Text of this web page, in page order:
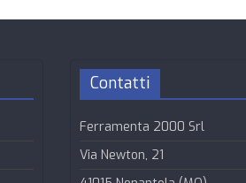
Contatti
Ferramenta 2000 Srl
Via Newton, 21